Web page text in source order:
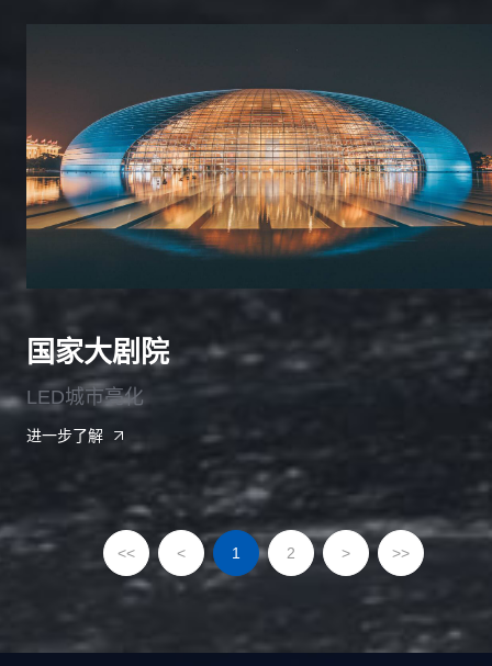
国家大剧院
LED城市亮化
进一步了解
<< < 1 2 > >>